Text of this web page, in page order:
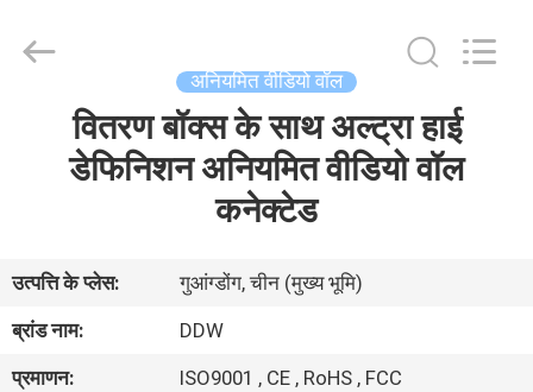
हमारे
बारे
में
Rights
अनियमित वीडियो वॉल
वितरण बॉक्स के साथ अल्ट्रा हाई
डेफिनिशन अनियमित वीडियो वॉल
कनेक्टेड
उत्पत्ति के प्लेस:
गुआंग्डोंग, चीन (मुख्य भूमि)
ब्रांड नाम:
DDW
प्रमाणन:
ISO9001 , CE , RoHS , FCC